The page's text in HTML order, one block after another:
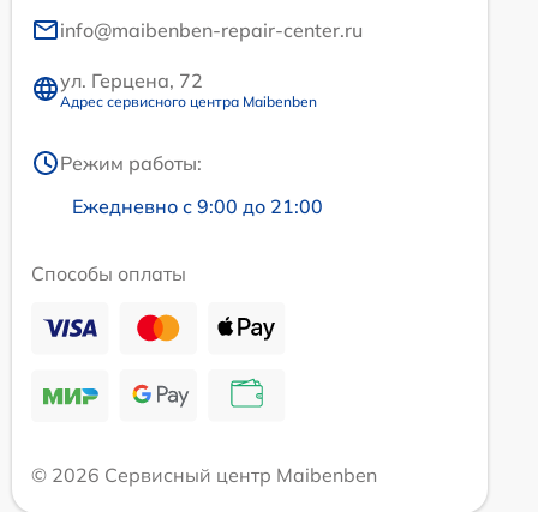
info@maibenben-repair-center.ru
ул. Герцена, 72
Адрес сервисного центра Maibenben
Режим работы:
Ежедневно с 9:00 до 21:00
Способы оплаты
© 2026 Сервисный центр Maibenben